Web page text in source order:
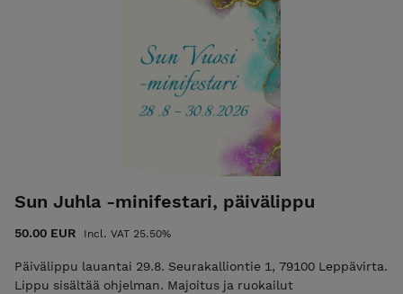
Sun Juhla -minifestari, päivälippu
50.00 EUR Incl. VAT 25.50%
Päivälippu lauantai 29.8. Seurakalliontie 1, 79100 Leppävirta.
Lippu sisältää ohjelman. Majoitus ja ruokailut